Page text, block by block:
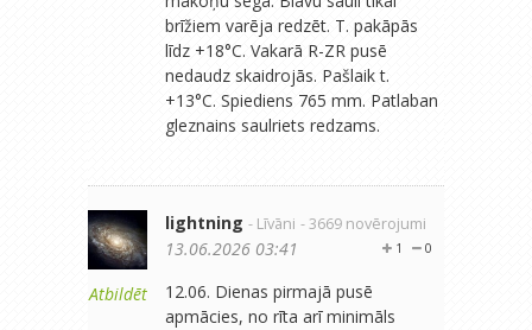
brīžiem varēja redzēt. T. pakāpās
līdz +18°C. Vakarā R-ZR pusē
nedaudz skaidrojās. Pašlaik t.
+13°C. Spiediens 765 mm. Patlaban
gleznains saulriets redzams.
Atbildēt
lightning - Līvāni - 3669 novērojumi
0
1
13.06.2026 03:41
12.06. Dienas pirmajā pusē
apmācies, no rīta arī minimāls